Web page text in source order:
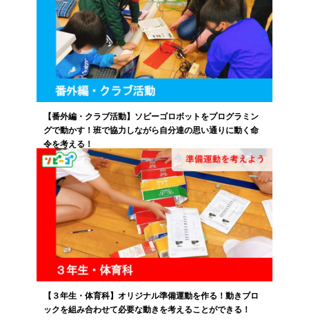
【番外編・クラブ活動】ソビーゴロボットをプログラミン
グで動かす！班で協力しながら自分達の思い通りに動く命
令を考える！
【３年生・体育科】オリジナル準備運動を作る！動きブロ
ックを組み合わせて必要な動きを考えることができる！